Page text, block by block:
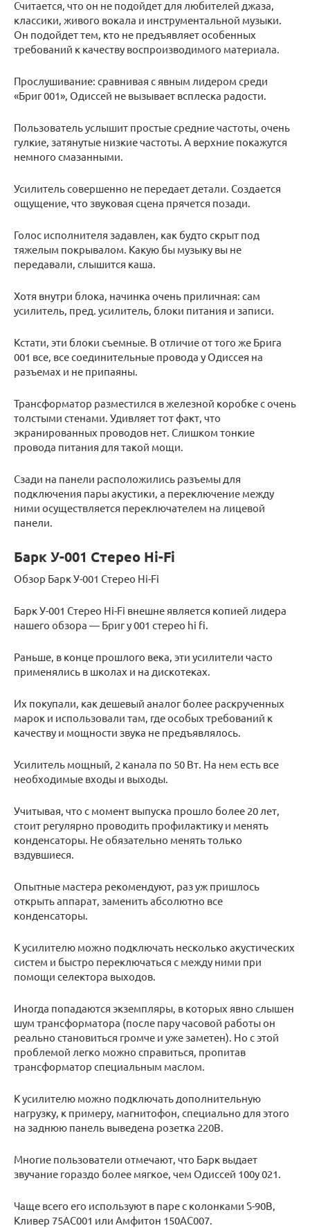
Считается, что он не подойдет для любителей джаза,
классики, живого вокала и инструментальной музыки.
Он подойдет тем, кто не предъявляет особенных
требований к качеству воспроизводимого материала.
Прослушивание: сравнивая с явным лидером среди
«Бриг 001», Одиссей не вызывает всплеска радости.
Пользователь услышит простые средние частоты, очень
гулкие, затянутые низкие частоты. А верхние покажутся
немного смазанными.
Усилитель совершенно не передает детали. Создается
ощущение, что звуковая сцена прячется позади.
Голос исполнителя задавлен, как будто скрыт под
тяжелым покрывалом. Какую бы музыку вы не
передавали, слышится каша.
Хотя внутри блока, начинка очень приличная: сам
усилитель, пред. усилитель, блоки питания и записи.
Кстати, эти блоки съемные. В отличие от того же Брига
001 все, все соединительные провода у Одиссея на
разъемах и не припаяны.
Трансформатор разместился в железной коробке с очень
толстыми стенами. Удивляет тот факт, что
экранированных проводов нет. Слишком тонкие
провода питания для такой мощи.
Сзади на панели расположились разъемы для
подключения пары акустики, а переключение между
ними осуществляется переключателем на лицевой
панели.
Барк У-001 Стерео Hi-Fi
Обзор Барк У-001 Стерео Hi-Fi
Барк У-001 Стерео Hi-Fi внешне является копией лидера
нашего обзора — Бриг у 001 стерео hi fi.
Раньше, в конце прошлого века, эти усилители часто
применялись в школах и на дискотеках.
Их покупали, как дешевый аналог более раскрученных
марок и использовали там, где особых требований к
качеству и мощности звука не предъявлялось.
Усилитель мощный, 2 канала по 50 Вт. На нем есть все
необходимые входы и выходы.
Учитывая, что с момент выпуска прошло более 20 лет,
стоит регулярно проводить профилактику и менять
конденсаторы. Не обязательно менять только
вздувшиеся.
Опытные мастера рекомендуют, раз уж пришлось
открыть аппарат, заменить абсолютно все
конденсаторы.
К усилителю можно подключать несколько акустических
систем и быстро переключаться с между ними при
помощи селектора выходов.
Иногда попадаются экземпляры, в которых явно слышен
шум трансформатора (после пару часовой работы он
реально становиться громче и уже заметен). Но с этой
проблемой легко можно справиться, пропитав
трансформатор специальным маслом.
К усилителю можно подключать дополнительную
нагрузку, к примеру, магнитофон, специально для этого
на заднюю панель выведена розетка 220В.
Многие пользователи отмечают, что Барк выдает
звучание гораздо более мягкое, чем Одиссей 100у 021.
Чаще всего его используют в паре с колонками S-90B,
Кливер 75АС001 или Амфитон 150АС007.